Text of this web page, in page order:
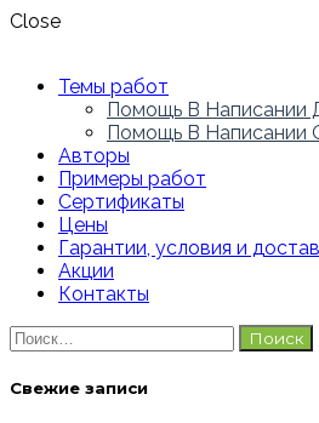
Close
Темы работ
Помощь В Написании
Помощь В Написании
Авторы
Примеры работ
Сертификаты
Цены
Гарантии, условия и
Акции
Контакты
Найти:
Свежие записи